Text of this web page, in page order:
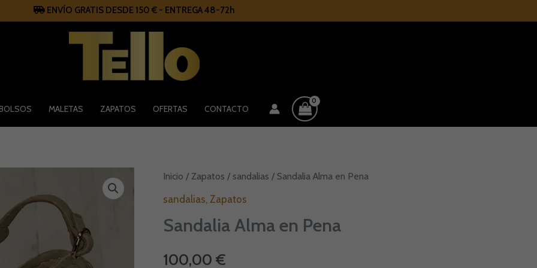
ENVÍO GRATIS DESDE 150 € - ENTREGA 48-72h
MALETAS ZAPATOS OFERTAS CONTACTO
Inicio / Zapatos / sandalias / Sandalia Alma en Pena
sandalias Zapatos
Sandalia Alma en Pena
100,00 €
Sandalia
en
cantidad